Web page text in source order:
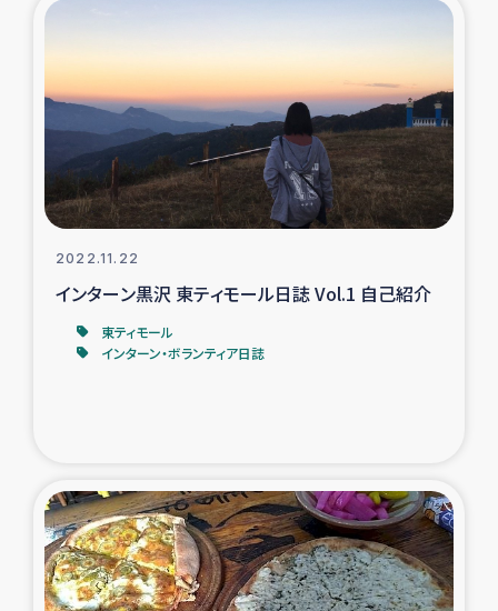
デニヤヤ小規模紅茶農家支援
コーヒー生産者支援
アイナロ県マウベシ郡でのコーヒー畑改善事業
ベイルート大規模爆発被災者支援
2022.11.22
インターン黒沢 東ティモール日誌 Vol.1 自己紹介
東ティモール
インターン・ボランティア日誌